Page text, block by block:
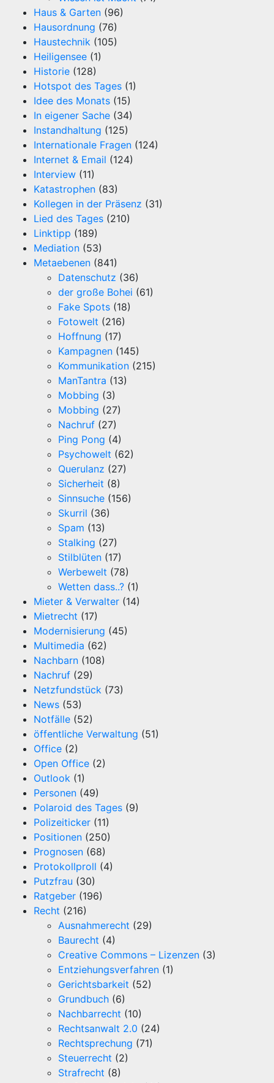
Haus & Garten (96)
Hausordnung (76)
Haustechnik (105)
Heiligensee (1)
Historie (128)
Hotspot des Tages (1)
Idee des Monats (15)
In eigener Sache (34)
Instandhaltung (125)
Internationale Fragen (124)
Internet & Email (124)
Interview (11)
Katastrophen (83)
Kollegen in der Präsenz (31)
Lied des Tages (210)
Linktipp (189)
Mediation (53)
Metaebenen (841)
Datenschutz (36)
der große Bohei (61)
Fake Spots (18)
Fotowelt (216)
Hoffnung (17)
Kampagnen (145)
Kommunikation (215)
ManTantra (13)
Mobbing (3)
Mobbing (27)
Nachruf (27)
Ping Pong (4)
Psychowelt (62)
Querulanz (27)
Sicherheit (8)
Sinnsuche (156)
Skurril (36)
Spam (13)
Stalking (27)
Stilblüten (17)
Werbewelt (78)
Wetten dass..? (1)
Mieter & Verwalter (14)
Mietrecht (17)
Modernisierung (45)
Multimedia (62)
Nachbarn (108)
Nachruf (29)
Netzfundstück (73)
News (53)
Notfälle (52)
öffentliche Verwaltung (51)
Office (2)
Open Office (2)
Outlook (1)
Personen (49)
Polaroid des Tages (9)
Polizeiticker (11)
Positionen (250)
Prognosen (68)
Protokollproll (4)
Putzfrau (30)
Ratgeber (196)
Recht (216)
Ausnahmerecht (29)
Baurecht (4)
Creative Commons – Lizenzen (3)
Entziehungsverfahren (1)
Gerichtsbarkeit (52)
Grundbuch (6)
Nachbarrecht (10)
Rechtsanwalt 2.0 (24)
Rechtsprechung (71)
Steuerrecht (2)
Strafrecht (8)